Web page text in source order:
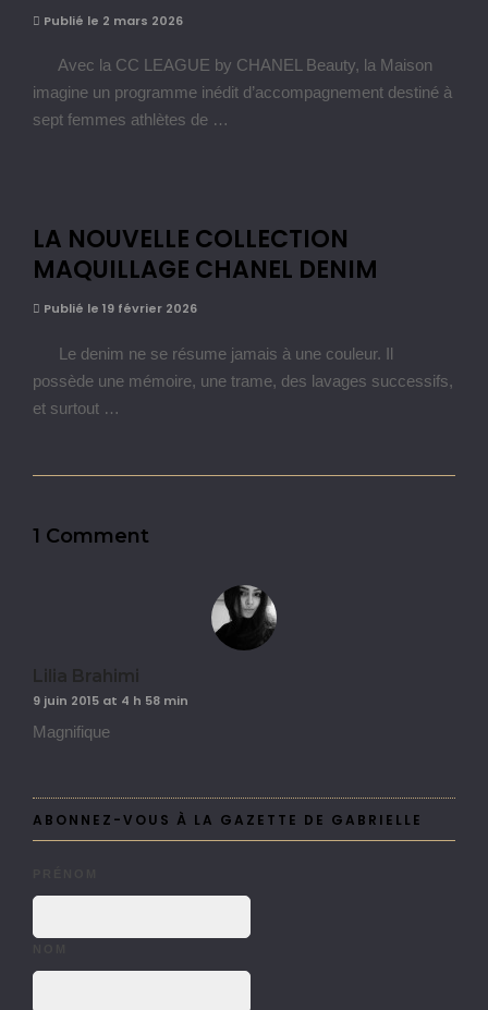
Publié le 2 mars 2026
Avec la CC LEAGUE by CHANEL Beauty, la Maison
imagine un programme inédit d’accompagnement destiné à
sept femmes athlètes de …
LA NOUVELLE COLLECTION
MAQUILLAGE CHANEL DENIM
Publié le 19 février 2026
Le denim ne se résume jamais à une couleur. Il
possède une mémoire, une trame, des lavages successifs,
et surtout …
1 Comment
Lilia Brahimi
9 juin 2015 at 4 h 58 min
Magnifique
ABONNEZ-VOUS À LA GAZETTE DE GABRIELLE